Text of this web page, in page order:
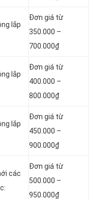
lắp
Đơn giá từ
350.000 –
700.000₫
lắp
Đơn giá từ
400.000 –
800.000₫
lắp
Đơn giá từ
450.000 –
900.000₫
các
Đơn giá từ
500.000 –
950.000₫